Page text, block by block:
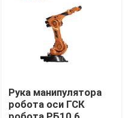
Рука манипулятора
робота оси ГСК